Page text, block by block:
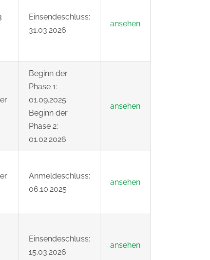
Einsendeschluss:
31.03.2026
ansehen
Beginn der
Phase 1:
01.09.2025
Beginn der
Phase 2:
01.02.2026
ansehen
Anmeldeschluss:
06.10.2025
ansehen
Einsendeschluss:
15.03.2026
ansehen